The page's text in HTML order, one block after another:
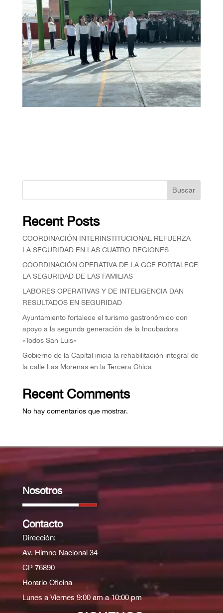
Buscar
Recent Posts
COORDINACIÓN INTERINSTITUCIONAL REFUERZA
LA SEGURIDAD EN LAS CUATRO REGIONES
COORDINACIÓN OPERATIVA DE LA GCE FORTALECE
LA SEGURIDAD DE LAS FAMILIAS
⁠LABORES OPERATIVAS Y DE INTELIGENCIA DAN
RESULTADOS EN SEGURIDAD
Ayuntamiento fortalece el turismo gastronómico con
apoyo a la segunda generación de la Incubadora
«Todos San Luis»
Gobierno de la Capital inicia la rehabilitación integral de
la calle Las Morenas en la Tercera Chica
Recent Comments
No hay comentarios que mostrar.
Nosotros
Contacto
Dirección:
Av. Himno Nacional 34
CP 76890
Horario Oficina
Lunes a Viernes 9:00 am a 10:00 pm